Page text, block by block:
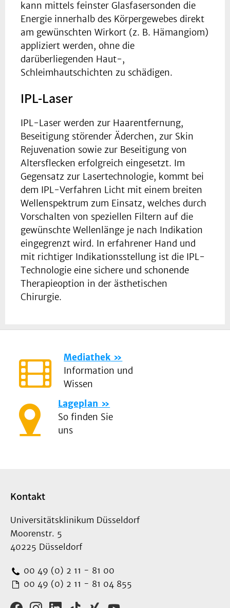
kann mittels feinster Glasfasersonden die
Energie innerhalb des Körpergewebes direkt
am gewünschten Wirkort (z. B. Hämangiom)
appliziert werden, ohne die
darüberliegenden Haut-,
Schleimhautschichten zu schädigen.
IPL-Laser
IPL-Laser werden zur Haarentfernung,
Beseitigung störender Äderchen, zur Skin
Rejuvenation sowie zur Beseitigung von
Altersflecken erfolgreich eingesetzt. Im
Gegensatz zur Lasertechnologie, kommt bei
dem IPL-Verfahren Licht mit einem breiten
Wellenspektrum zum Einsatz, welches durch
Vorschalten von speziellen Filtern auf die
gewünschte Wellenlänge je nach Indikation
eingegrenzt wird. In erfahrener Hand und
mit richtiger Indikationsstellung ist die IPL-
Technologie eine sichere und schonende
Therapieoption in der ästhetischen
Chirurgie.
Mediathek
Information und
Wissen
Lageplan
So finden Sie
uns
Kontakt
Universitätsklinikum Düsseldorf
Moorenstr. 5
40225 Düsseldorf
00 49 (0) 2 11 - 81 00
00 49 (0) 2 11 - 81 04 855